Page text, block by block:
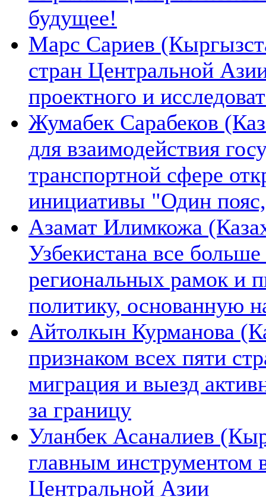
будущее!
Марс Сариев
стран Центральной
проектного и
Жумабек Сарабеков
для взаимодействия
транспортной сфере
инициативы "Один
Азамат Илимкожа
Узбекистана все
региональных рамок и
политику, основанную
Айтолкын Курманова
признаком всех пяти
миграция и выезд
за границу
Уланбек Асаналиев
главным инструментом
Центральной Азии